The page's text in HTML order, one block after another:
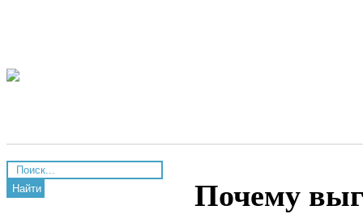
Найти Почему